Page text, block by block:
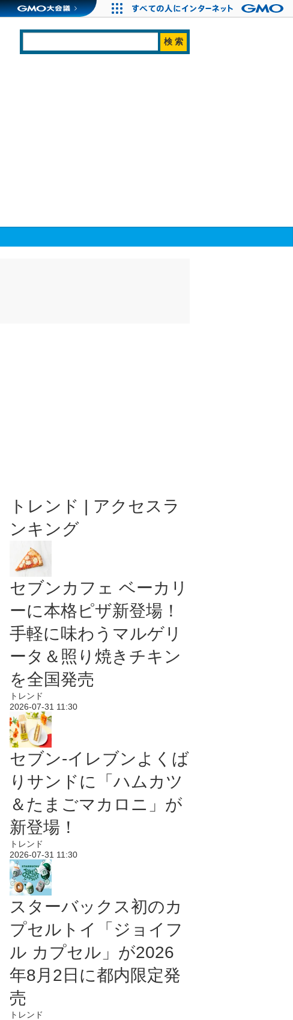
トレンド | アクセスラ
ンキング
セブンカフェ ベーカリ
ーに本格ピザ新登場！
手軽に味わうマルゲリ
ータ＆照り焼きチキン
を全国発売
トレンド
2026-07-31 11:30
セブン‐イレブンよくば
りサンドに「ハムカツ
＆たまごマカロニ」が
新登場！
トレンド
2026-07-31 11:30
スターバックス初のカ
プセルトイ「ジョイフ
ル カプセル」が2026
年8月2日に都内限定発
売
トレンド